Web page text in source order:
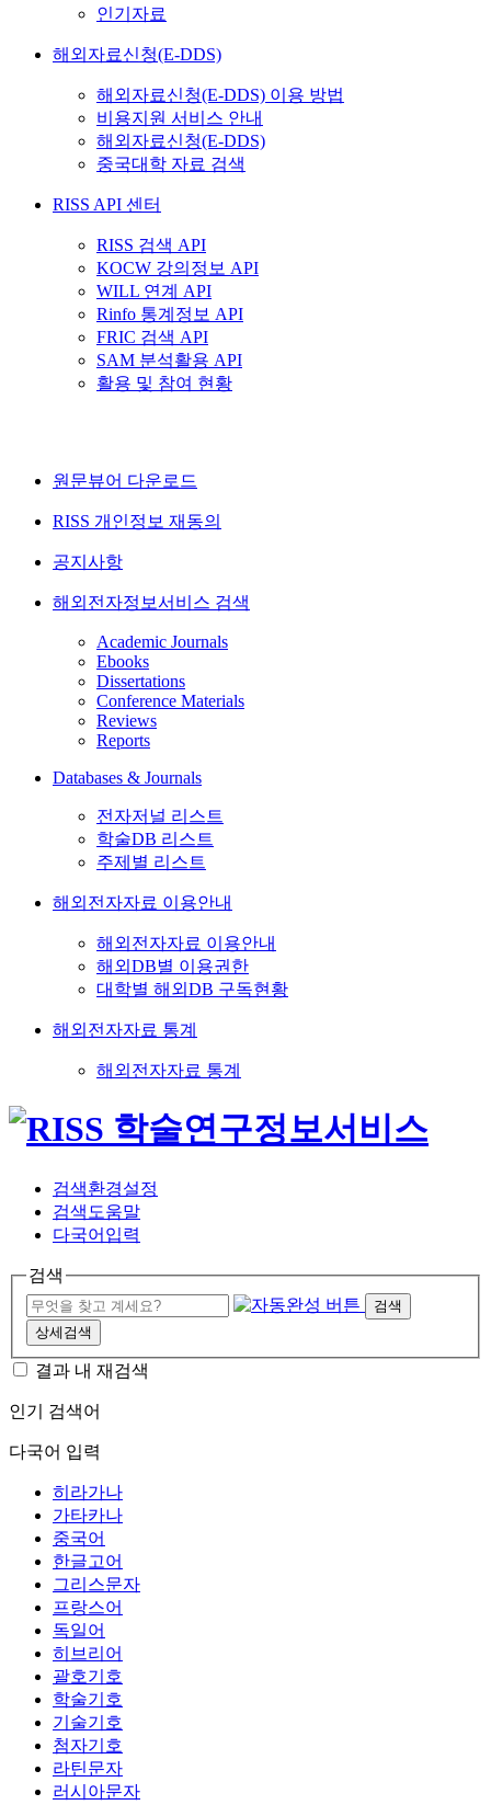
인기자료
해외자료신청(E-DDS)
해외자료신청(E-DDS) 이용 방법
비용지원 서비스 안내
해외자료신청(E-DDS)
중국대학 자료 검색
RISS API 센터
RISS 검색 API
KOCW 강의정보 API
WILL 연계 API
Rinfo 통계정보 API
FRIC 검색 API
SAM 분석활용 API
활용 및 참여 현황
원문뷰어 다운로드
RISS 개인정보 재동의
공지사항
해외전자정보서비스 검색
Academic Journals
Ebooks
Dissertations
Conference Materials
Reviews
Reports
Databases & Journals
전자저널 리스트
학술DB 리스트
주제별 리스트
해외전자자료 이용안내
해외전자자료 이용안내
해외DB별 이용권한
대학별 해외DB 구독현황
해외전자자료 통계
해외전자자료 통계
검색환경설정
검색도움말
다국어입력
검색
검색
상세검색
결과 내 재검색
인기 검색어
다국어 입력
히라가나
가타카나
중국어
한글고어
그리스문자
프랑스어
독일어
히브리어
괄호기호
학술기호
기술기호
첨자기호
라틴문자
러시아문자